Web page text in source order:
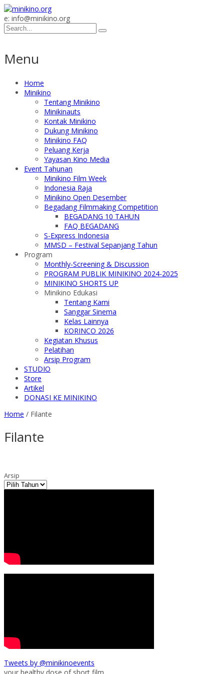
e: info@minikino.org
Menu
Home
Minikino
Tentang Minikino
Minikinauts
Kontak Minikino
Dukung Minikino
Minikino FAQ
Peluang Kerja
Yayasan Kino Media
Event Tahunan
Minikino Film Week
Indonesia Raja
Minikino Open Desember
Begadang Filmmaking Competition
BEGADANG 10 TAHUN
FAQ BEGADANG
S-Express Indonesia
MMSD – Festival Sepanjang Tahun
Program
Monthly-Screening & Discussion
PROGRAM PUBLIK MINIKINO 2024-2025
MINIKINO SHORTS UP
Minikino Edukasi
Tentang Kami
Sanggar Sinema
Kelas Lainnya
KORINCO 2026
Kegiatan Khusus
Pelatihan
Arsip Program
STUDIO
Store
Artikel
DONASI KE MINIKINO
Home / Filante
Filante
Arsip
Tweets by @minikinoevents